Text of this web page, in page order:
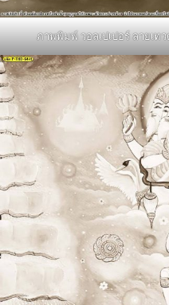
ภาพพิมพ์ วอลเปเปอร์ ลายเ